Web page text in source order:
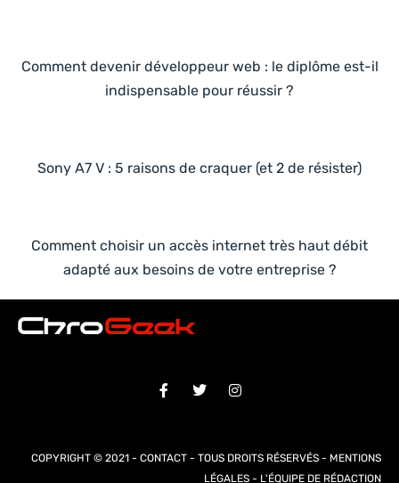
Comment devenir développeur web : le diplôme est-il
indispensable pour réussir ?
Sony A7 V : 5 raisons de craquer (et 2 de résister)
Comment choisir un accès internet très haut débit
adapté aux besoins de votre entreprise ?
COPYRIGHT © 2021 - CONTACT - TOUS DROITS RÉSERVÉS - MENTIONS
LÉGALES - L'ÉQUIPE DE RÉDACTION